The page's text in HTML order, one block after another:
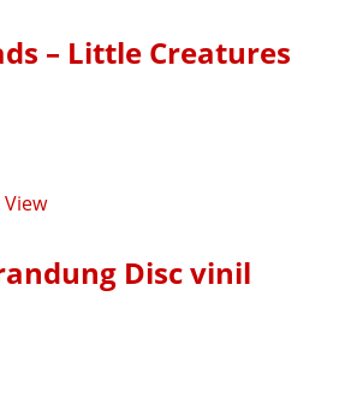
– Little Creatures
View
Disc vinil